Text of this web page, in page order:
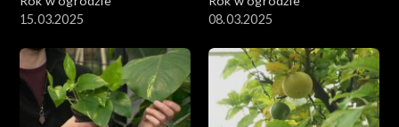
15.03.2025
08.03.2025